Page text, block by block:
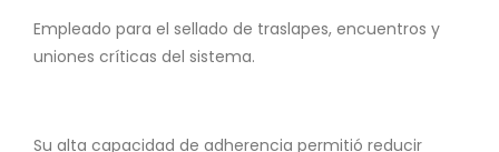
Empleado para el sellado de traslapes, encuentros y
uniones críticas del sistema.
Su alta capacidad de adherencia permitió reducir